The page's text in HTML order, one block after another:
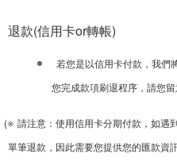
退款(信用卡or轉帳)
若您是以信用卡付款，我們
您完成款項刷退程序，請您留
※ 請注意 ： 使用信用卡分期付款，如遇
單筆退款，因此需要您提供您的匯款資